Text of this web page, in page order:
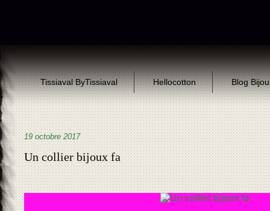
Tissiaval ByTissiaval Hellocotton Blog
19 octobre 2017
Un collier bijoux fa